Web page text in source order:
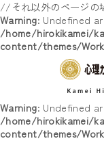
//それ以外のページの
Warning: Undefined
/home/hirokikamei/
content/themes/
Warning: Undefined
/home/hirokikamei/
content/themes/